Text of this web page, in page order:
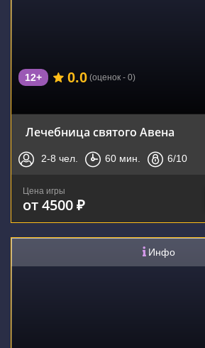
12+ 0.0 (оценок - 0)
Лечебница святого Авена
2-8 чел. 60 мин. 6/10
Цена игры
от 4500 ₽
Инфо